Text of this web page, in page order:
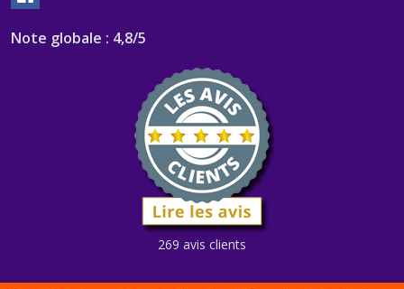
Note globale : 4,8/5
269 avis clients